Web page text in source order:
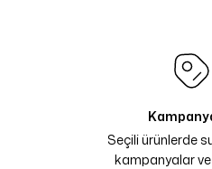
Seçili ürünlerde
kampanyalar ve